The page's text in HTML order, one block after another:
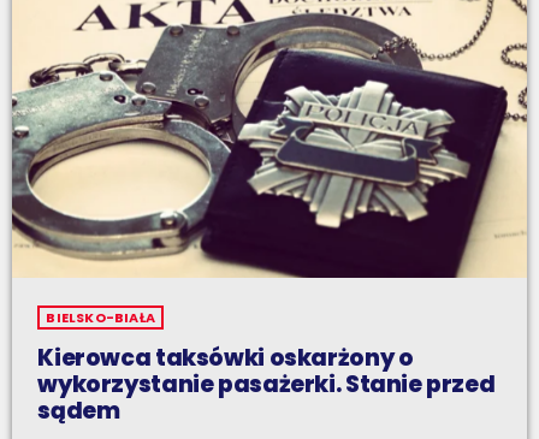
BIELSKO-BIAŁA
Kierowca taksówki oskarżony o
wykorzystanie pasażerki. Stanie przed
sądem